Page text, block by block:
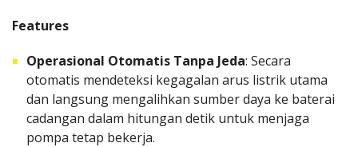
Features
Operasional Otomatis Tanpa Jeda: Secara
otomatis mendeteksi kegagalan arus listrik utama
dan langsung mengalihkan sumber daya ke baterai
cadangan dalam hitungan detik untuk menjaga
pompa tetap bekerja.